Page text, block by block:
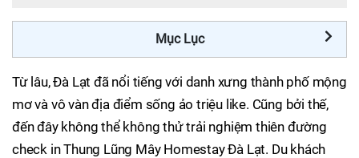
Mục Lục
Từ lâu, Đà Lạt đã nổi tiếng với danh xưng thành phố mộng
mơ và vô vàn địa điểm sống ảo triệu like. Cũng bởi thế,
đến đây không thể không thử trải nghiệm thiên đường
check in Thung Lũng Mây Homestay Đà Lạt. Du khách